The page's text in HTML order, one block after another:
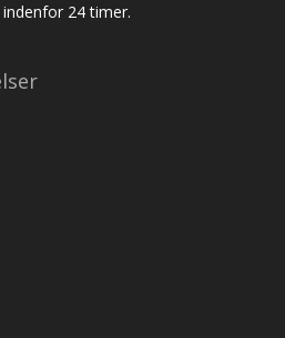
24 timer.